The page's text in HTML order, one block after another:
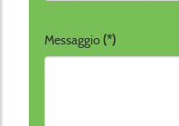
Messaggio(*)